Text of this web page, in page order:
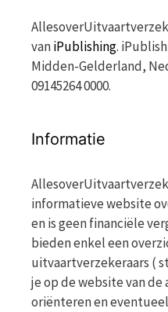
vaniPublishing.
Midden-Gelderland,
09145264 0000.
Informatie
informatieve website
en is geen financiële
bieden enkel een
uitvaartverzekeraars (
je op de website van
oriënteren en